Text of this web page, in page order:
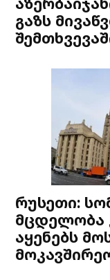
გაზს
რუსეთი:
მცდელობა
აყენებს